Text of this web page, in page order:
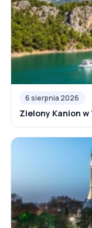
6 sierpnia 2026
Zielony Kanion w